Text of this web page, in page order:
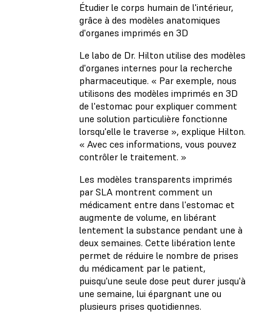
Étudier le corps humain de l'intérieur,
grâce à des modèles anatomiques
d'organes imprimés en 3D
Le labo de Dr. Hilton utilise des modèles
d'organes internes pour la recherche
pharmaceutique. « Par exemple, nous
utilisons des modèles imprimés en 3D
de l'estomac pour expliquer comment
une solution particulière fonctionne
lorsqu'elle le traverse », explique Hilton.
« Avec ces informations, vous pouvez
contrôler le traitement. »
Les modèles transparents imprimés
par SLA montrent comment un
médicament entre dans l'estomac et
augmente de volume, en libérant
lentement la substance pendant une à
deux semaines. Cette libération lente
permet de réduire le nombre de prises
du médicament par le patient,
puisqu'une seule dose peut durer jusqu'à
une semaine, lui épargnant une ou
plusieurs prises quotidiennes.